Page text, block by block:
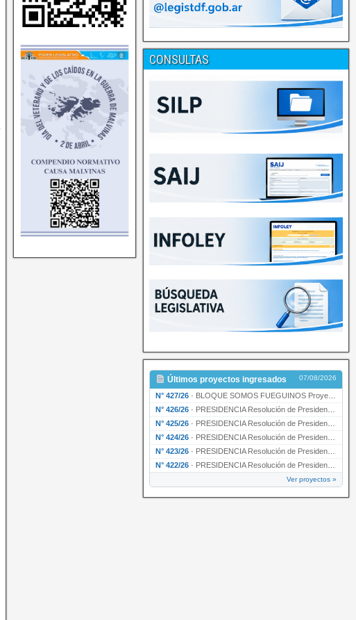
CONSULTAS
Últimos proyectos ingresados 07/08/2026
N° 427/26 · BLOQUE SOMOS FUEGUINOS Proyecto de Declaración declarando de interés provincial PRESIDENCI…
N° 426/26 · PRESIDENCIA Resolución de Presidencia N° 216/26 declarando de interés provincial la labor …
N° 425/26 · PRESIDENCIA Resolución de Presidencia N° 212/26 declarando de interés provincial el “50° A…
N° 424/26 · PRESIDENCIA Resolución de Presidencia Nº 210/26 declarando de interés provincial el proyec…
N° 423/26 · PRESIDENCIA Resolución de Presidencia Nº 209/26 declarando de interés provincial la presen…
N° 422/26 · PRESIDENCIA Resolución de Presidencia N° 200/26 para su ratificación.
Ver proyectos »